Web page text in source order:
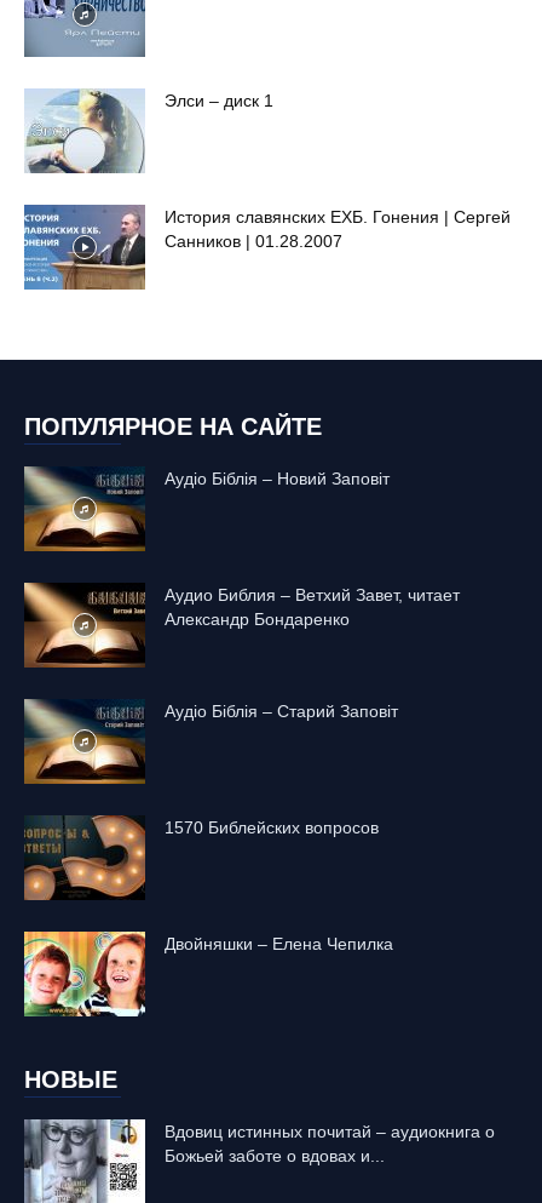
Элси – диск 1
История славянских ЕХБ. Гонения | Сергей
Санников | 01.28.2007
ПОПУЛЯРНОЕ НА САЙТЕ
Аудіо Біблія – Новий Заповіт
Аудио Библия – Ветхий Завет, читает
Александр Бондаренко
Аудіо Біблія – Старий Заповіт
1570 Библейских вопросов
Двойняшки – Елена Чепилка
НОВЫЕ
Вдовиц истинных почитай – аудиокнига о
Божьей заботе о вдовах и...